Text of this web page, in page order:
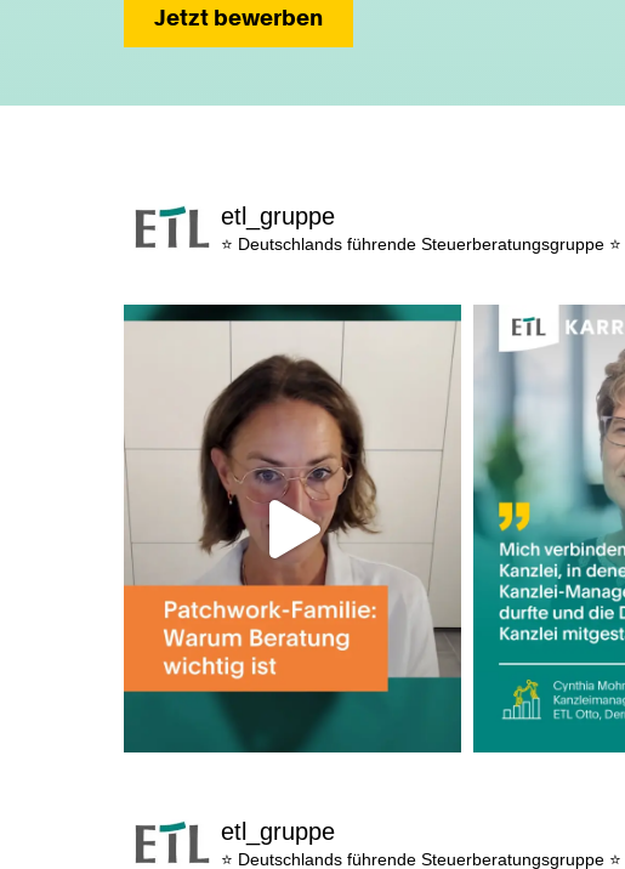
Jetzt bewerben
etl_gruppe
⭐ Deutschlands führende Steuerberatungsgruppe ⭐
etl_gruppe
⭐ Deutschlands führende Steuerberatungsgruppe ⭐